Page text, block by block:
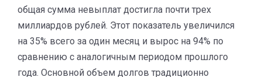
общая сумма невыплат достигла почти трех
миллиардов рублей. Этот показатель увеличился
на 35% всего за один месяц и вырос на 94% по
сравнению с аналогичным периодом прошлого
года. Основной объем долгов традиционно